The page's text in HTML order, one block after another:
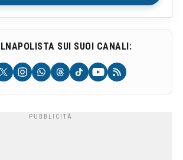
SUI SUOI CANALI: